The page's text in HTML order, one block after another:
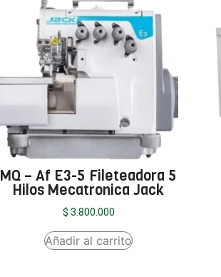
MQ – Af E3-5 Fileteadora 5
Hilos Mecatronica Jack
$ 3.800.000
Añadir al carrito